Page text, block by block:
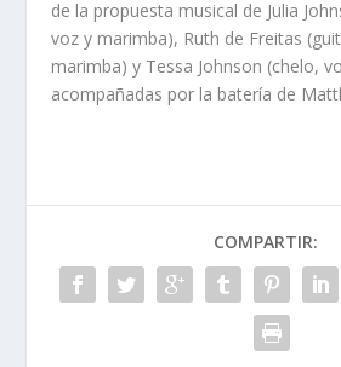
de la propuesta musical de Julia
voz y marimba), Ruth de Freitas
marimba) y Tessa Johnson (chelo,
acompañadas por la batería de
COMPARTIR: